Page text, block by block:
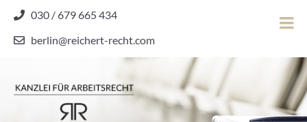
content
030 / 679 665 434
berlin@reichert-recht.com
Dr.
Reichert